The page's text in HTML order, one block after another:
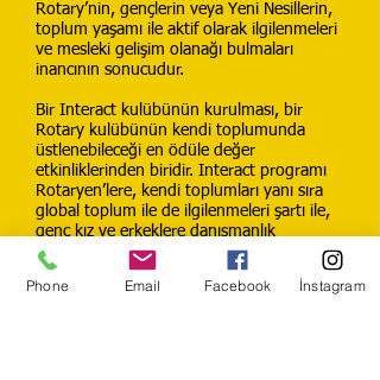
Rotary’nin, gençlerin veya Yeni Nesillerin,
toplum yaşamı ile aktif olarak ilgilenmeleri
ve mesleki gelişim olanağı bulmaları
inancının sonucudur.
Bir Interact kulübünün kurulması, bir
Rotary kulübünün kendi toplumunda
üstlenebileceği en ödüle değer
etkinliklerinden biridir. Interact programı
Rotaryen’lere, kendi toplumları yanı sıra
global toplum ile de ilgilenmeleri şartı ile,
genç kız ve erkeklere danışmanlık
olanağını verir. Rotaryen’ler Interact’ların
meslek ve toplum liderleri olmaları için
rota olarak hareket ederler. Sıra ile bir
Phone Email Facebook İnstagram